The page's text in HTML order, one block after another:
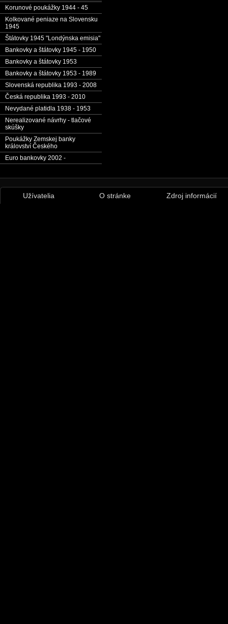
Korunové poukážky 1944 - 45
Kolkované peniaze na Slovensku
1945
Štátovky 1945 "Londýnska emisia"
Bankovky a štátovky 1945 - 1950
Bankovky a štátovky 1953
Bankovky a štátovky 1953 - 1989
Slovenská republika 1993 - 2008
Česká republika 1993 - 2010
Nevydané platidla 1938 - 1953
Nerealizované návrhy - tlačové
skúšky
Poukážky Zemskej banky
království Českého
Euro bankovky 2002 -
Užívatelia O stránke Zdroj informácií